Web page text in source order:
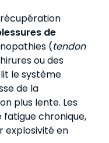
de
(tendon
ou des
le système
de la
plus lente. Les
fatigue chronique,
explosivité en